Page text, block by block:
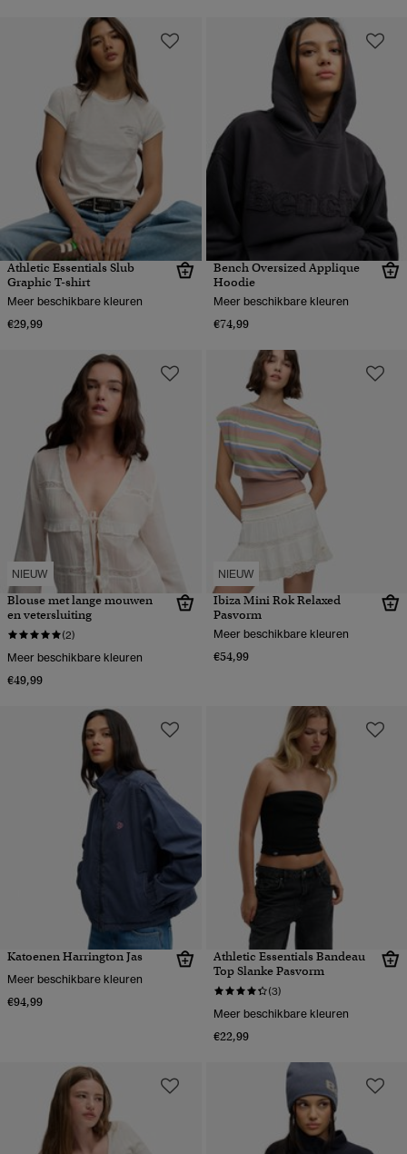
Athletic Essentials Slub
Graphic T-shirt
Meer beschikbare kleuren
€29,99
Bench Oversized Applique
Hoodie
Meer beschikbare kleuren
€74,99
NIEUW
Blouse met lange mouwen
en vetersluiting
(2)
Meer beschikbare kleuren
€49,99
NIEUW
Ibiza Mini Rok Relaxed
Pasvorm
Meer beschikbare kleuren
€54,99
Katoenen Harrington Jas
Meer beschikbare kleuren
€94,99
Athletic Essentials Bandeau
Top Slanke Pasvorm
(3)
Meer beschikbare kleuren
€22,99